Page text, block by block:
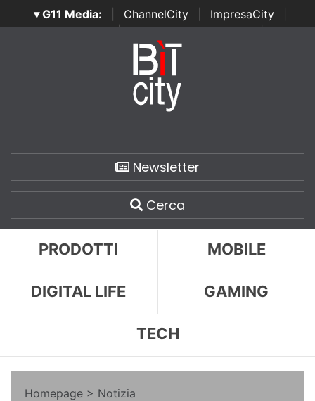
▾ G11 Media: ChannelCity ImpresaCity
SecurityOpenLab | Italian Channel Awards | Italian
Italian Security Awards
Newsletter
Cerca
PRODOTTI MOBILE
DIGITAL LIFE GAMING
TECH
Homepage > Notizia